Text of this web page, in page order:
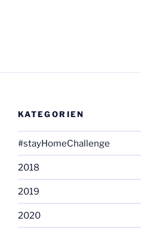
KATEGORIEN
#stayHomeChallenge
2018
2019
2020